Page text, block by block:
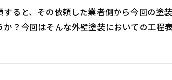
ると、その依頼した業者側から今回の塗
？今回はそんな外壁塗装においての工程